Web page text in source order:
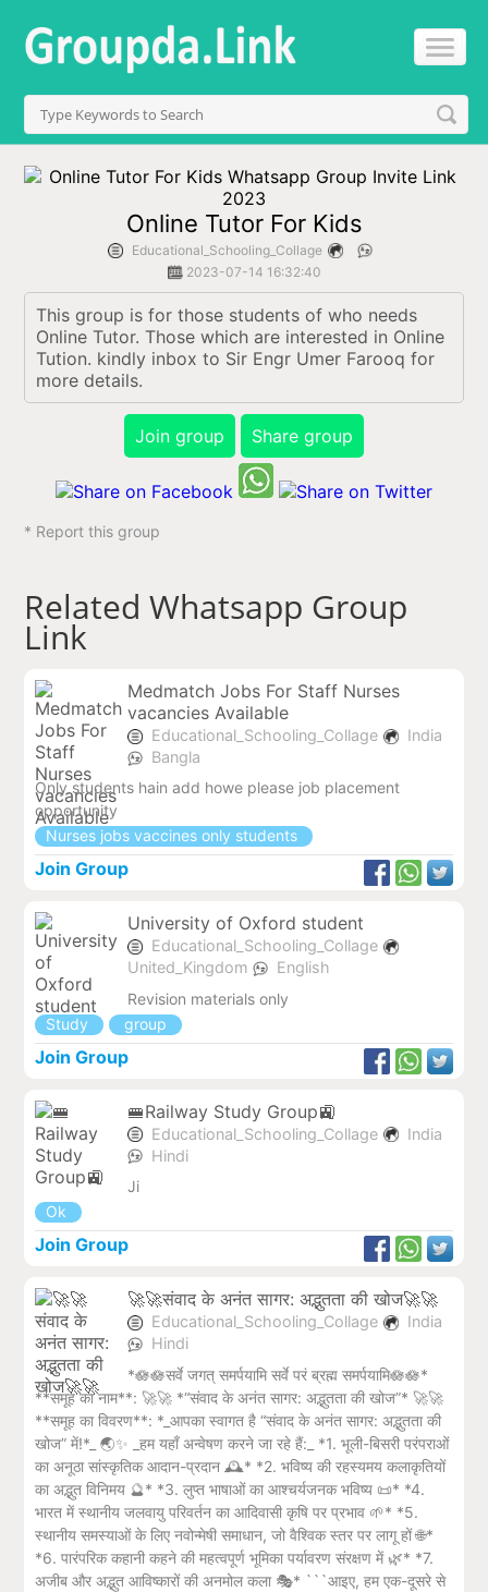
Online Tutor For Kids
Educational_Schooling_Collage
2023-07-14 16:32:40
This group is for those students of who needs
Online Tutor. Those which are interested in Online
Tution. kindly inbox to Sir Engr Umer Farooq for
more details.
Join group Share group
* Report this group
Related Whatsapp Group
Link
Medmatch Jobs For Staff Nurses
vacancies Available
Educational_Schooling_Collage
India
Bangla
Only students hain add howe please job placement
opportunity
Nurses jobs vaccines only students
Join Group
University of Oxford student
Educational_Schooling_Collage
United_Kingdom
English
Revision materials only
Study
group
Join Group
🚝Railway Study Group🚉
Educational_Schooling_Collage
India
Hindi
Ji
Ok
Join Group
🚀🚀संवाद के अनंत सागर: अद्भुतता की खोज🚀🚀
Educational_Schooling_Collage
India
Hindi
*🪷🪷सर्वे जगत् समर्पयामि सर्वे परं ब्रह्म समर्पयामि🪷🪷*
**समूह का नाम**: 🚀🚀 *“संवाद के अनंत सागर: अद्भुतता की खोज”* 🚀🚀
**समूह का विवरण**: *_आपका स्वागत है “संवाद के अनंत सागर: अद्भुतता की
खोज” में!*_ 🌏✨ _हम यहाँ अन्वेषण करने जा रहे हैं:_ *1. भूली-बिसरी परंपराओं
का अनूठा सांस्कृतिक आदान-प्रदान 🕰️* *2. भविष्य की रहस्यमय कलाकृतियों
का अद्भुत विनिमय 🔮* *3. लुप्त भाषाओं का आश्चर्यजनक भविष्य 📜* *4.
भारत में स्थानीय जलवायु परिवर्तन का आदिवासी कृषि पर प्रभाव 🌱* *5.
स्थानीय समस्याओं के लिए नवोन्मेषी समाधान, जो वैश्विक स्तर पर लागू हों 🌐*
*6. पारंपरिक कहानी कहने की महत्वपूर्ण भूमिका पर्यावरण संरक्षण में 🌿* *7.
अजीब और अद्भुत आविष्कारों की अनमोल कला 🎭* ```आइए, हम एक-दूसरे से